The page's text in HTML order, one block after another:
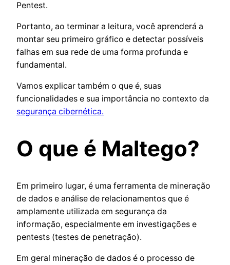
Pentest.
Portanto, ao terminar a leitura, você aprenderá a
montar seu primeiro gráfico e detectar possíveis
falhas em sua rede de uma forma profunda e
fundamental.
Vamos explicar também o que é, suas
funcionalidades e sua importância no contexto da
segurança cibernética.
O que é Maltego?
Em primeiro lugar, é uma ferramenta de mineração
de dados e análise de relacionamentos que é
amplamente utilizada em segurança da
informação, especialmente em investigações e
pentests (testes de penetração).
Em geral mineração de dados é o processo de